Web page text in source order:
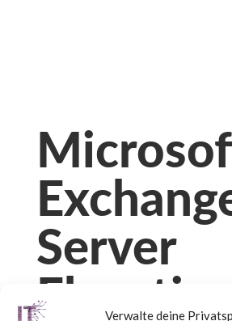
Verwalte deine
Server